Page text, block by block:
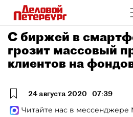
С биржей в
грозит массовый
клиентов на
24 августа 2020 07:39
Читайте нас в мессенджере